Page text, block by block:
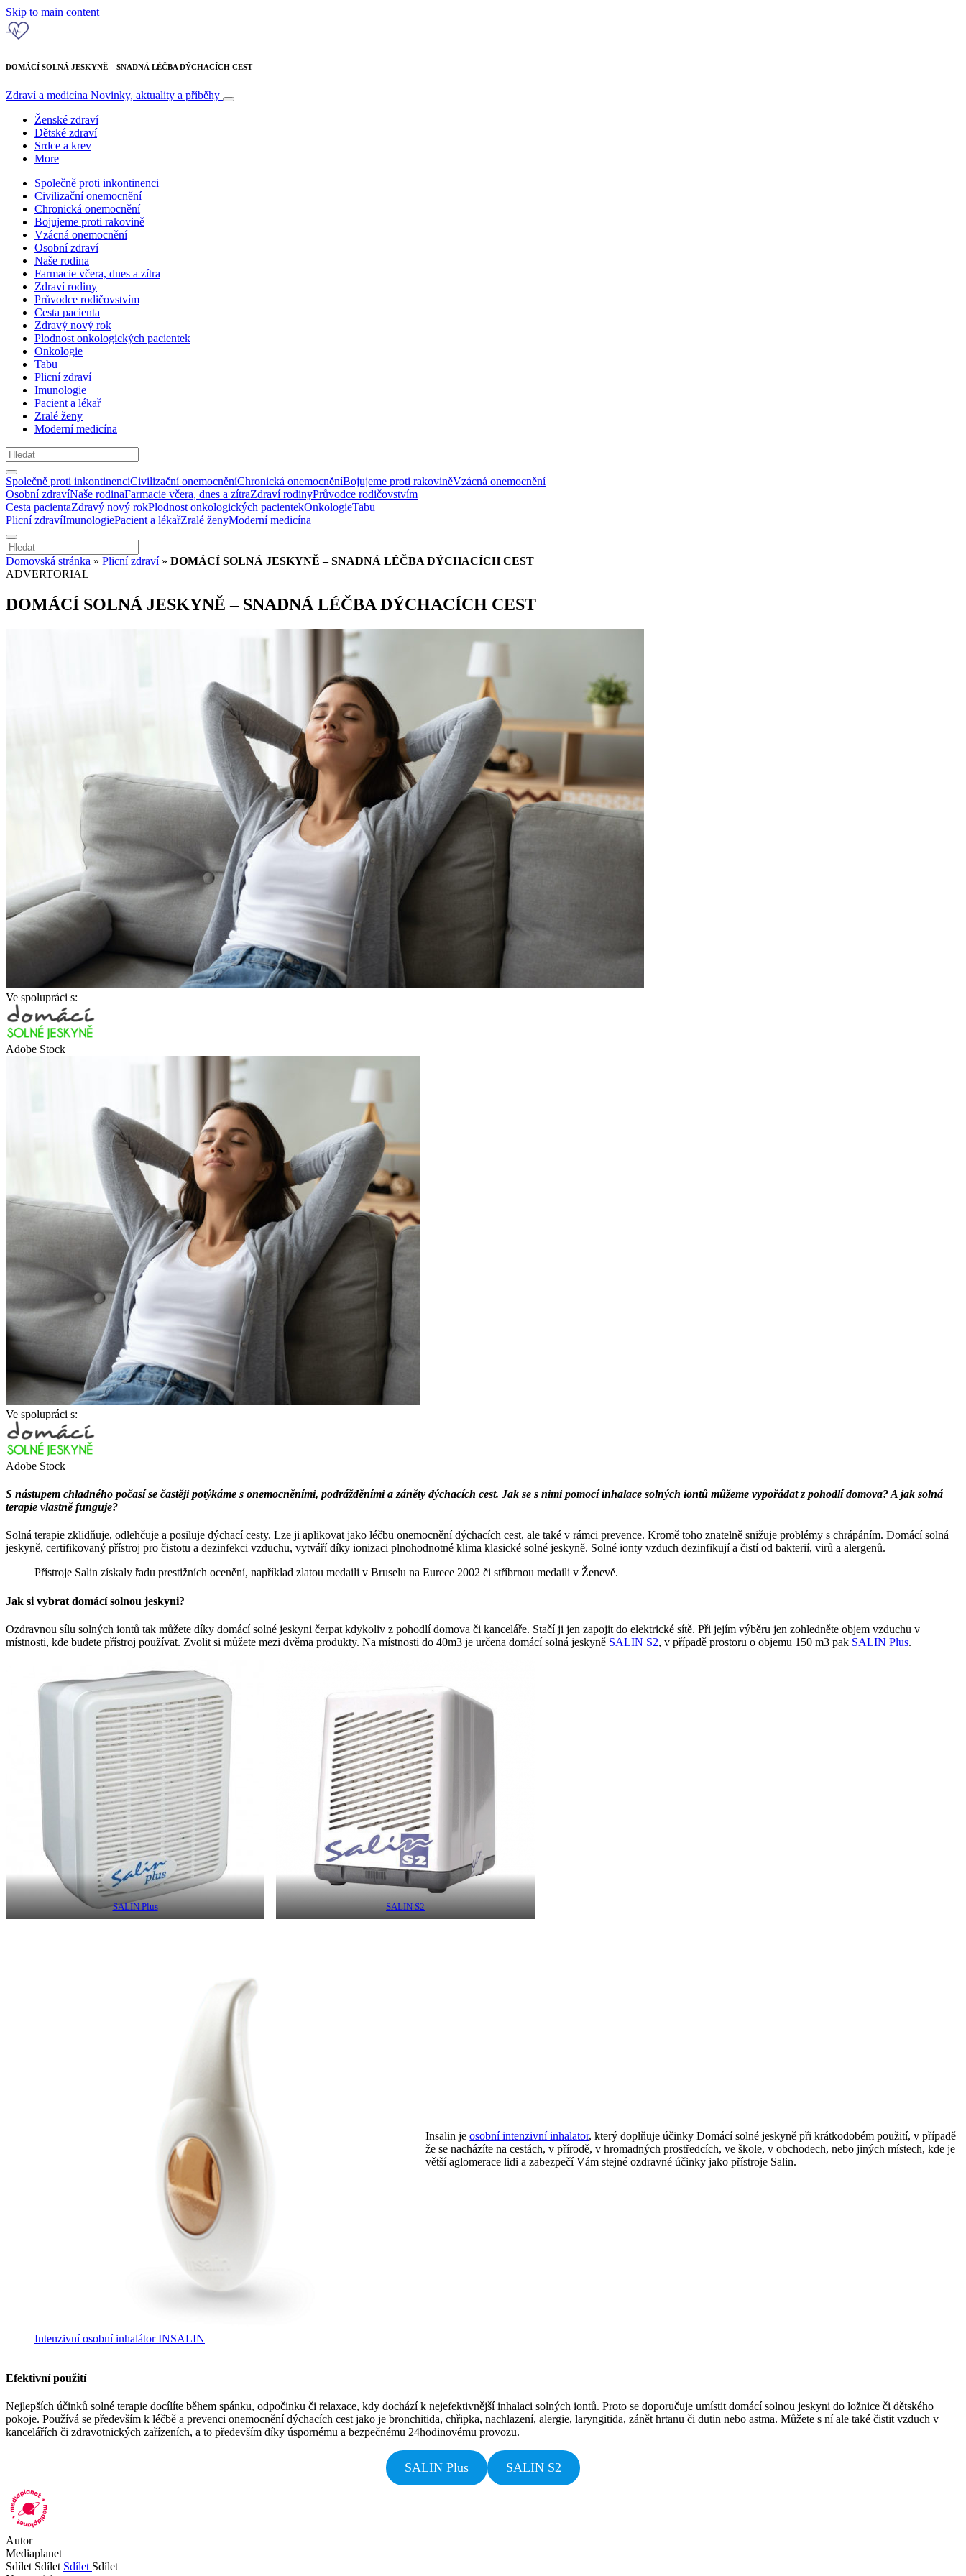
Skip to main content
DOMÁCÍ SOLNÁ JESKYNĚ – SNADNÁ LÉČBA DÝCHACÍCH CEST
Zdraví a medicína Novinky, aktuality a příběhy
Ženské zdraví
Dětské zdraví
Srdce a krev
More
Společně proti inkontinenci
Civilizační onemocnění
Chronická onemocnění
Bojujeme proti rakovině
Vzácná onemocnění
Osobní zdraví
Naše rodina
Farmacie včera, dnes a zítra
Zdraví rodiny
Průvodce rodičovstvím
Cesta pacienta
Zdravý nový rok
Plodnost onkologických pacientek
Onkologie
Tabu
Plicní zdraví
Imunologie
Pacient a lékař
Zralé ženy
Moderní medicína
Společně proti inkontinenciCivilizační onemocněníChronická onemocněníBojujeme proti rakoviněVzácná onemocnění
Osobní zdravíNaše rodinaFarmacie včera, dnes a zítraZdraví rodinyPrůvodce rodičovstvím
Cesta pacientaZdravý nový rokPlodnost onkologických pacientekOnkologieTabu
Plicní zdravíImunologiePacient a lékařZralé ženyModerní medicína
Domovská stránka » Plicní zdraví» DOMÁCÍ SOLNÁ JESKYNĚ – SNADNÁ LÉČBA DÝCHACÍCH CEST
ADVERTORIAL
DOMÁCÍ SOLNÁ JESKYNĚ – SNADNÁ LÉČBA DÝCHACÍCH CEST
Ve spolupráci s:
Adobe Stock
Ve spolupráci s:
Adobe Stock
S nástupem chladného počasí se častěji potýkáme s onemocněními, podrážděními a záněty dýchacích cest. Jak se s nimi pomocí inhalace solných iontů můžeme vypořádat z pohodlí domova? A jak solná
terapie vlastně funguje?
Solná terapie zklidňuje, odlehčuje a posiluje dýchací cesty. Lze ji aplikovat jako léčbu onemocnění dýchacích cest, ale také v rámci prevence. Kromě toho znatelně snižuje problémy s chrápáním. Domácí solná
jeskyně, certifikovaný přístroj pro čistotu a dezinfekci vzduchu, vytváří díky ionizaci plnohodnotné klima klasické solné jeskyně. Solné ionty vzduch dezinfikují a čistí od bakterií, virů a alergenů.
Přístroje Salin získaly řadu prestižních ocenění, například zlatou medaili v Bruselu na Eurece 2002 či stříbrnou medaili v Ženevě.
Jak si vybrat domácí solnou jeskyni?
Ozdravnou sílu solných iontů tak můžete díky domácí solné jeskyni čerpat kdykoliv z pohodlí domova či kanceláře. Stačí ji jen zapojit do elektrické sítě. Při jejím výběru jen zohledněte objem vzduchu v
místnosti, kde budete přístroj používat. Zvolit si můžete mezi dvěma produkty. Na místnosti do 40m3 je určena domácí solná jeskyně SALIN S2, v případě prostoru o objemu 150 m3 pak SALIN Plus.
SALIN Plus SALIN S2
Intenzivní osobní inhalátor INSALIN
Insalin jeosobní intenzivní inhalator, který doplňuje účinky Domácí solné jeskyně při krátkodobém použití, v případě
že se nacházíte na cestách, v přírodě, v hromadných prostředcích, ve škole, v obchodech, nebo jiných místech, kde je
větší aglomerace lidi a zabezpečí Vám stejné ozdravné účinky jako přístroje Salin.
Efektivní použití
Nejlepších účinků solné terapie docílíte během spánku, odpočinku či relaxace, kdy dochází k nejefektivnější inhalaci solných iontů. Proto se doporučuje umístit domácí solnou jeskyni do ložnice či dětského
pokoje. Používá se především k léčbě a prevenci onemocnění dýchacích cest jako je bronchitida, chřipka, nachlazení, alergie, laryngitida, zánět hrtanu či dutin nebo astma. Můžete s ní ale také čistit vzduch v
kancelářích či zdravotnických zařízeních, a to především díky úspornému a bezpečnému 24hodinovému provozu.
SALIN Plus SALIN S2
Autor
Mediaplanet
Sdílet Sdílet Sdílet Sdílet